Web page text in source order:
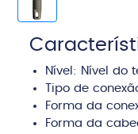
Nível: Nível do
Tipo de
Forma da
Forma da